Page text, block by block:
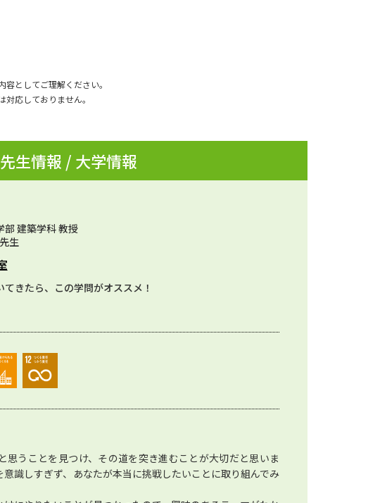
としてご理解ください。
応しておりません。
先生情報 / 大学情報
部 建築学科 教授
生
てきたら、この学問がオススメ！
思うことを見つけ、その道を突き進むことが大切だと思いま
識しすぎず、あなたが本当に挑戦したいことに取り組んでみ